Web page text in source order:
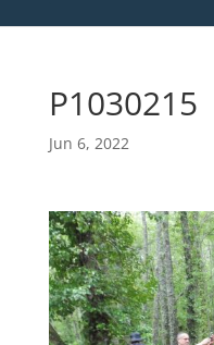
P1030215
Jun 6, 2022